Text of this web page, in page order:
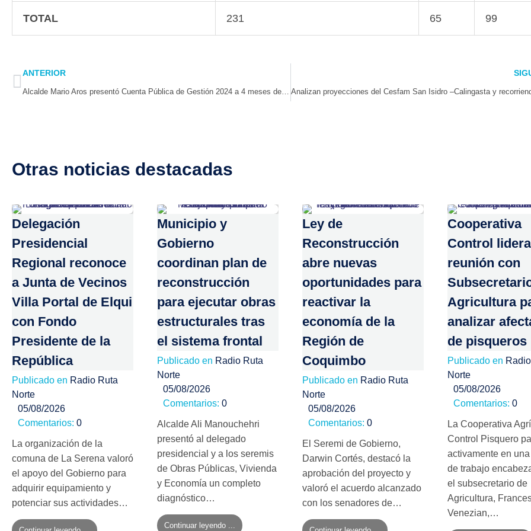
TOTAL 231 65 99
Prev
ANTERIOR
Alcalde Mario Aros presentó Cuenta Pública de Gestión 2024 a 4 meses de asumir su cargo
Otras noticias destacadas
Delegación
Presidencial
Regional reconoce
a Junta de Vecinos
Villa Portal de Elqui
con Fondo
Presidente de la
República
Publicado en Radio Ruta
Norte
05/08/2026
Comentarios: 0
La organización de la
comuna de La Serena valoró
el apoyo del Gobierno para
adquirir equipamiento y
potenciar sus actividades…
Municipio y
Gobierno
coordinan plan de
reconstrucción
para ejecutar obras
estructurales tras
el sistema frontal
Publicado en Radio Ruta
Norte
05/08/2026
Comentarios: 0
Alcalde Ali Manouchehri
presentó al delegado
presidencial y a los seremis
de Obras Públicas, Vivienda
y Economía un completo
diagnóstico…
Continuar leyendo ...
Ley de
Reconstrucción
abre nuevas
oportunidades para
reactivar la
economía de la
Región de
Coquimbo
Publicado en Radio Ruta
Norte
05/08/2026
Comentarios: 0
El Seremi de Gobierno,
Darwin Cortés, destacó la
aprobación del proyecto y
valoró el acuerdo alcanzado
con los senadores de…
Cooperativa
Control lidera
reunión con
Agricultura
analizar
de pisqueros
Publicado en
Norte
05/08/2026
Comentarios: 0
La Cooperativa
Control Pisquero
activamente en
de trabajo
el subsecretario de
Agricultura,
Venezian,…